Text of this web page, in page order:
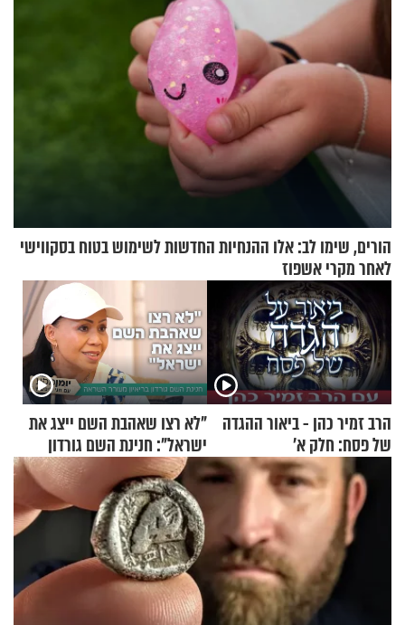
הורים, שימו לב: אלו ההנחיות החדשות לשימוש בטוח בסקווישי
לאחר מקרי אשפוז
הרב זמיר כהן - ביאור ההגדה
של פסח: חלק א’
"לא רצו שאהבת השם ייצג את
ישראל": חנינת השם גורדון
בריאיון מעורר השראה